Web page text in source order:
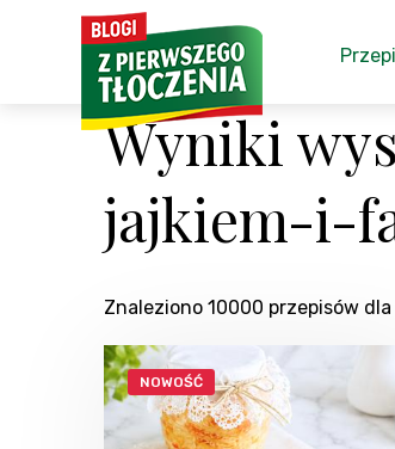
Wyniki
jajkiem-i-
Znaleziono 10000 przepisów
NOWOŚĆ